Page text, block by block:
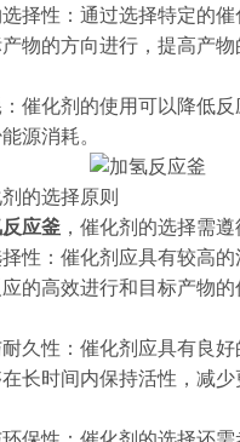
性：通过选择特定的催
物的方向进行，提高产物
化剂的使用可以降低反
源消耗。
选择原则
应釜 ，催化剂的选择需遵
：催化剂应具有较高的
的高效进行和目标产物的
性：催化剂应具有良好
长时间内保持活性，减少